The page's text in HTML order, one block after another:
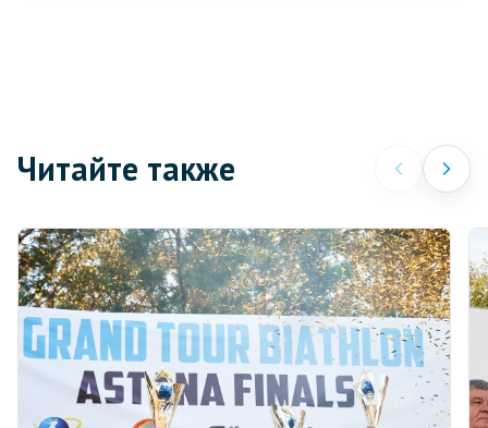
Читайте также